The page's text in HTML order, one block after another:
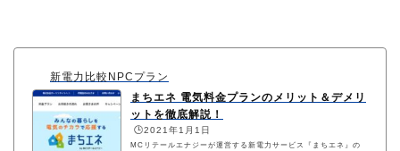
新電力比較NPCプラン
まちエネ 電気料金プランのメリット＆デメリ
ットを徹底解説！
🕒️2021年1月1日
MCリテールエナジーが運営する新電力サービス『まちエネ』の